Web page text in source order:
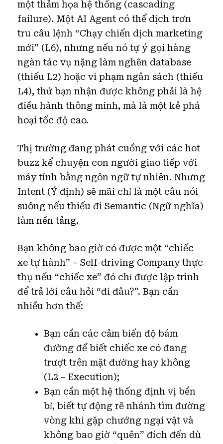
một thảm họa hệ thống (cascading
failure). Một AI Agent có thể dịch trơn
tru câu lệnh “Chạy chiến dịch marketing
mới” (L6), nhưng nếu nó tự ý gọi hàng
ngàn tác vụ nặng làm nghẽn database
(thiếu L2) hoặc vi phạm ngân sách (thiếu
L4), thứ bạn nhận được không phải là hệ
điều hành thông minh, mà là một kẻ phá
hoại tốc độ cao.
Thị trường đang phát cuồng với các hot
buzz kể chuyện con người giao tiếp với
máy tính bằng ngôn ngữ tự nhiên. Nhưng
Intent (Ý định) sẽ mãi chỉ là một câu nói
suông nếu thiếu đi Semantic (Ngữ nghĩa)
làm nền tảng.
Bạn không bao giờ có được một “chiếc
xe tự hành” – Self-driving Company thực
thụ nếu “chiếc xe” đó chỉ được lập trình
để trả lời câu hỏi “đi đâu?”. Bạn cần
nhiều hơn thế:
Bạn cần các cảm biến độ bám
đường để biết chiếc xe có đang
trượt trên mặt đường hay không
(L2 – Execution);
Bạn cần một hệ thống định vị bền
bỉ, biết tự động rẽ nhánh tìm đường
vòng khi gặp chướng ngại vật và
không bao giờ “quên” đích đến dù